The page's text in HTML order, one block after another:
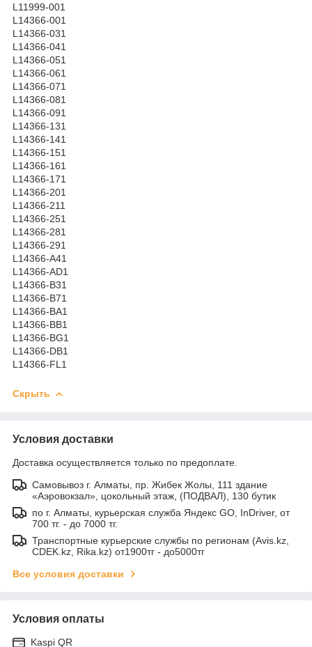
L11999-001
L14366-001
L14366-031
L14366-041
L14366-051
L14366-061
L14366-071
L14366-081
L14366-091
L14366-131
L14366-141
L14366-151
L14366-161
L14366-171
L14366-201
L14366-211
L14366-251
L14366-281
L14366-291
L14366-A41
L14366-AD1
L14366-B31
L14366-B71
L14366-BA1
L14366-BB1
L14366-BG1
L14366-DB1
L14366-FL1
Скрыть
Условия доставки
Доставка осуществляется только по предоплате.
Самовывоз г. Алматы, пр. Жибек Жолы, 111 здание
«Аэровокзал», цокольный этаж, (ПОДВАЛ), 130 бутик
по г. Алматы, курьерская служба Яндекс GO, InDriver, от
700 тг. - до 7000 тг.
Транспортные курьерские службы по регионам (Avis.kz,
CDEK.kz, Rika.kz) от1900тг - до5000тг
Все условия доставки
Условия оплаты
Kaspi QR